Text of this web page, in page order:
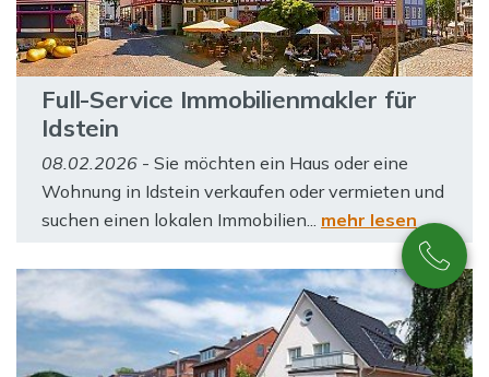
Full-Service Immobilienmakler für
Idstein
08.02.2026 - Sie möchten ein Haus oder eine
Wohnung in Idstein verkaufen oder vermieten und
suchen einen lokalen Immobilien... mehr lesen